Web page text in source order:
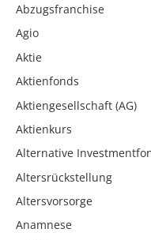
Abzugsfranchise
Agio
Aktie
Aktienfonds
Aktiengesellschaft (AG)
Aktienkurs
Alternative
Altersrückstellung
Altersvorsorge
Anamnese